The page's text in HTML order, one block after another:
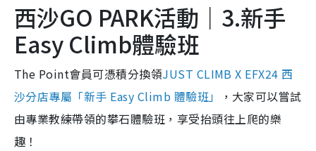
西沙GO PARK活動｜3.新手
Easy Climb體驗班
The Point會員可憑積分換領JUST CLIMB X EFX24 西
沙分店專屬「新手 Easy Climb 體驗班」
，大家可以嘗試
由專業教練帶領的攀石體驗班，享受抬頭往上爬的樂
趣！